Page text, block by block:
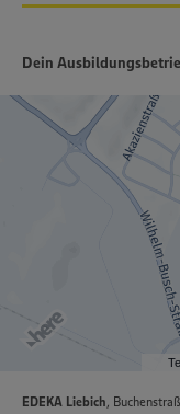
Dein
EDEKA Liebich,